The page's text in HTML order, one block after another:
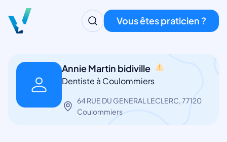
Vous êtes praticien ?
Annie Martin bidiville
Dentiste à Coulommiers
64 RUE DU GENERAL LECLERC, 77120
Coulommiers